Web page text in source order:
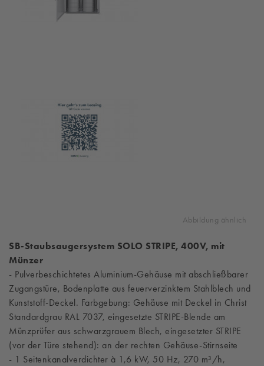
Abbildung ähnlich
SB-Staubsaugersystem SOLO STRIPE, 400V, mit
Münzer
- Pulverbeschichtetes Aluminium-Gehäuse mit abschließbarer
Zugangstüre, Bodenplatte aus feuerverzinktem Stahlblech und
Kunststoff-Deckel. Farbgebung: Gehäuse mit Deckel in Christ
Standardgrau RAL 7037, eingesetzte STRIPE-Blende am
Münzprüfer aus schwarzgrauem Blech, eingesetzter STRIPE
(vor der Türe stehend): an der rechten Gehäuse-Stirnseite
- 1 Seitenkanalverdichter à 1,6 kW, 50 Hz, 270 m³/h,